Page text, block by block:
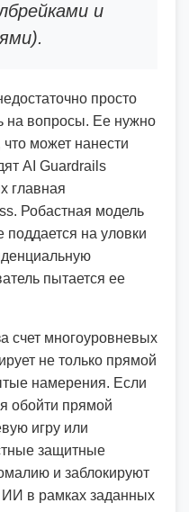
и
просто
на вопросы. Ее нужно
что может нанести
AI Guardrails
главная
Робастная модель
поддается на уловки
пытается ее
счет многоуровневых
не только прямой
намерения. Если
обойти прямой
игру или
защитные
и заблокируют
ИИ в рамках заданных